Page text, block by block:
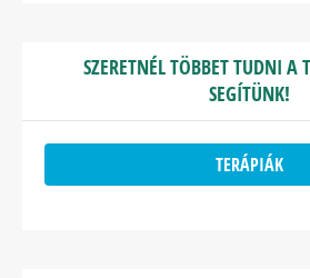
SZERETNÉL TÖBBET TUDNI A
SEGÍTÜNK!
TERÁPIÁK